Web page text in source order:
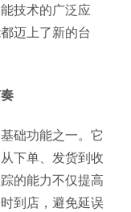
技术的广泛应
迈上了新的台
础功能之一。它
下单、发货到收
的能力不仅提高
到店，避免延误